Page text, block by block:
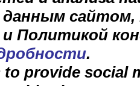
Политикой
.
to provide social